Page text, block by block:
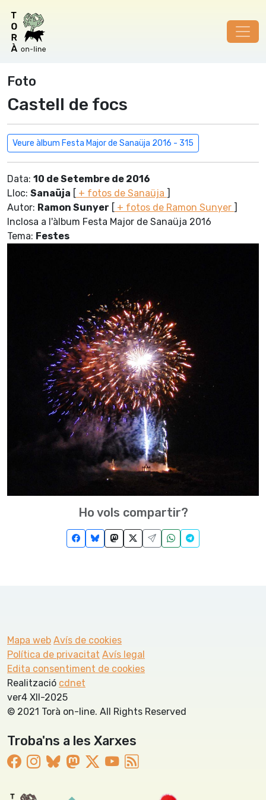
Foto
Castell de focs
Veure àlbum Festa Major de Sanaüja 2016 - 315
Data: 10 de Setembre de 2016
Lloc: Sanaüja [ + fotos de Sanaüja ]
Autor: Ramon Sunyer [ + fotos de Ramon Sunyer ]
Inclosa a l'àlbum Festa Major de Sanaüja 2016
Tema: Festes
Ho vols compartir?
Mapa web Avís de cookies
Política de privacitat Avís legal
Edita consentiment de cookies
Realització cdnet
ver4 XII-2025
© 2021 Torà on-line. All Rights Reserved
Troba'ns a les Xarxes